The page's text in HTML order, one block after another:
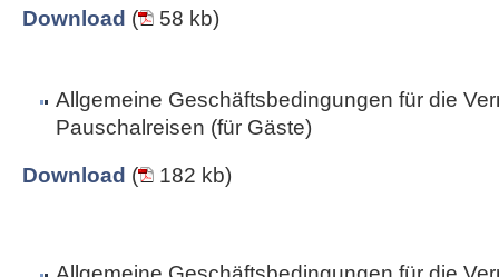
Download ( 58 kb)
Allgemeine Geschäftsbedingungen für die
Pauschalreisen (für Gäste)
Download ( 182 kb)